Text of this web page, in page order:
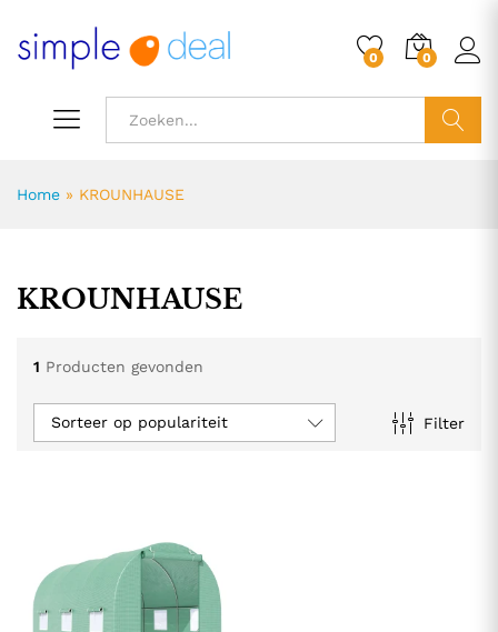
0 0
Home » KROUNHAUSE
KROUNHAUSE
1 Producten gevonden
Filter
Sorteer op populariteit